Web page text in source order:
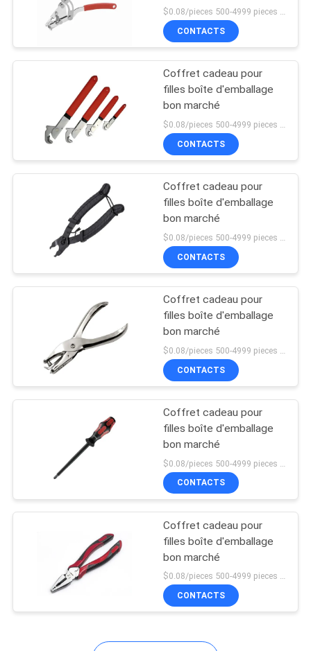
NOUS
CONTACTER
NOUVELLES
AFFAIRES
DEMANDEZ
UN DEVIS
PLAN
DU
POLITIQUE
DE
CONFIDENTIALITÉ
Parement en acier
9
Pièces de cadre
métallique
9
$0.08/pieces 500-4999 pieces MOQ:500 pièces
CONTACTS
Coffret cadeau pour
filles boîte d'emballage
bon marché
$0.08/pieces 500-4999 pieces MOQ:500 pièces
CONTACTS
Coffret cadeau pour
filles boîte d'emballage
bon marché
CONTACTS
Coffret cadeau pour
filles boîte d'emballage
bon marché
CONTACTS
Coffret cadeau pour
filles boîte d'emballage
bon marché
CONTACTS
Coffret cadeau pour
filles boîte d'emballage
bon marché
$0.08/pieces 500-4999 pieces MOQ:500 pièces
CONTACTS